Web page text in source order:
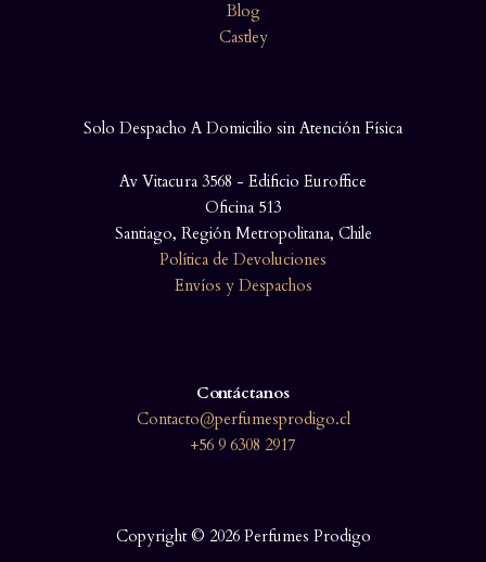
Blog
Castley
Solo Despacho A Domicilio sin Atención Física
Av Vitacura 3568 - Edificio Euroffice
Oficina 513
Santiago, Región Metropolitana, Chile
Política de Devoluciones
Envíos y Despachos
Contáctanos
Contacto@perfumesprodigo.cl
+56 9 6308 2917
Copyright © 2026 Perfumes Prodigo